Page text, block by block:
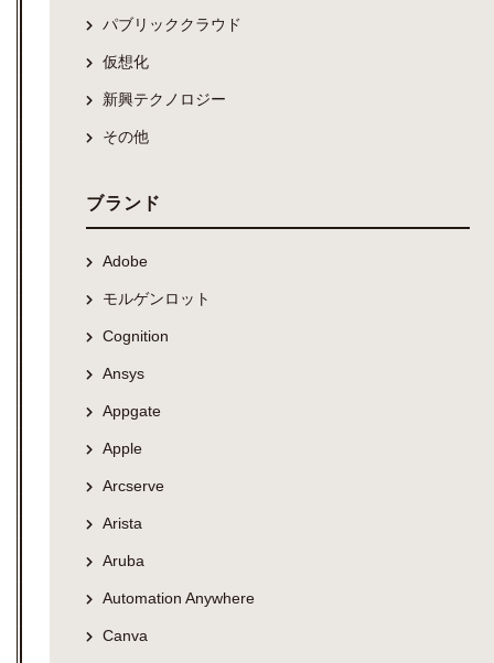
パブリッククラウド
仮想化
新興テクノロジー
その他
ブランド
Adobe
モルゲンロット
Cognition
Ansys
Appgate
Apple
Arcserve
Arista
Aruba
Automation Anywhere
Canva